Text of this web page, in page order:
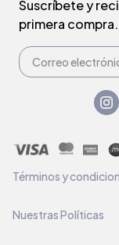
Suscríbete y
primera compra.
Términos y
Nuestras Políticas